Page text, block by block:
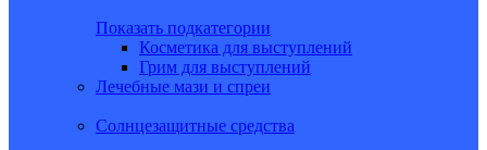
Показать подкатегории
Косметика для выступлений
Грим для выступлений
Лечебные мази и спреи
Солнцезащитные средства